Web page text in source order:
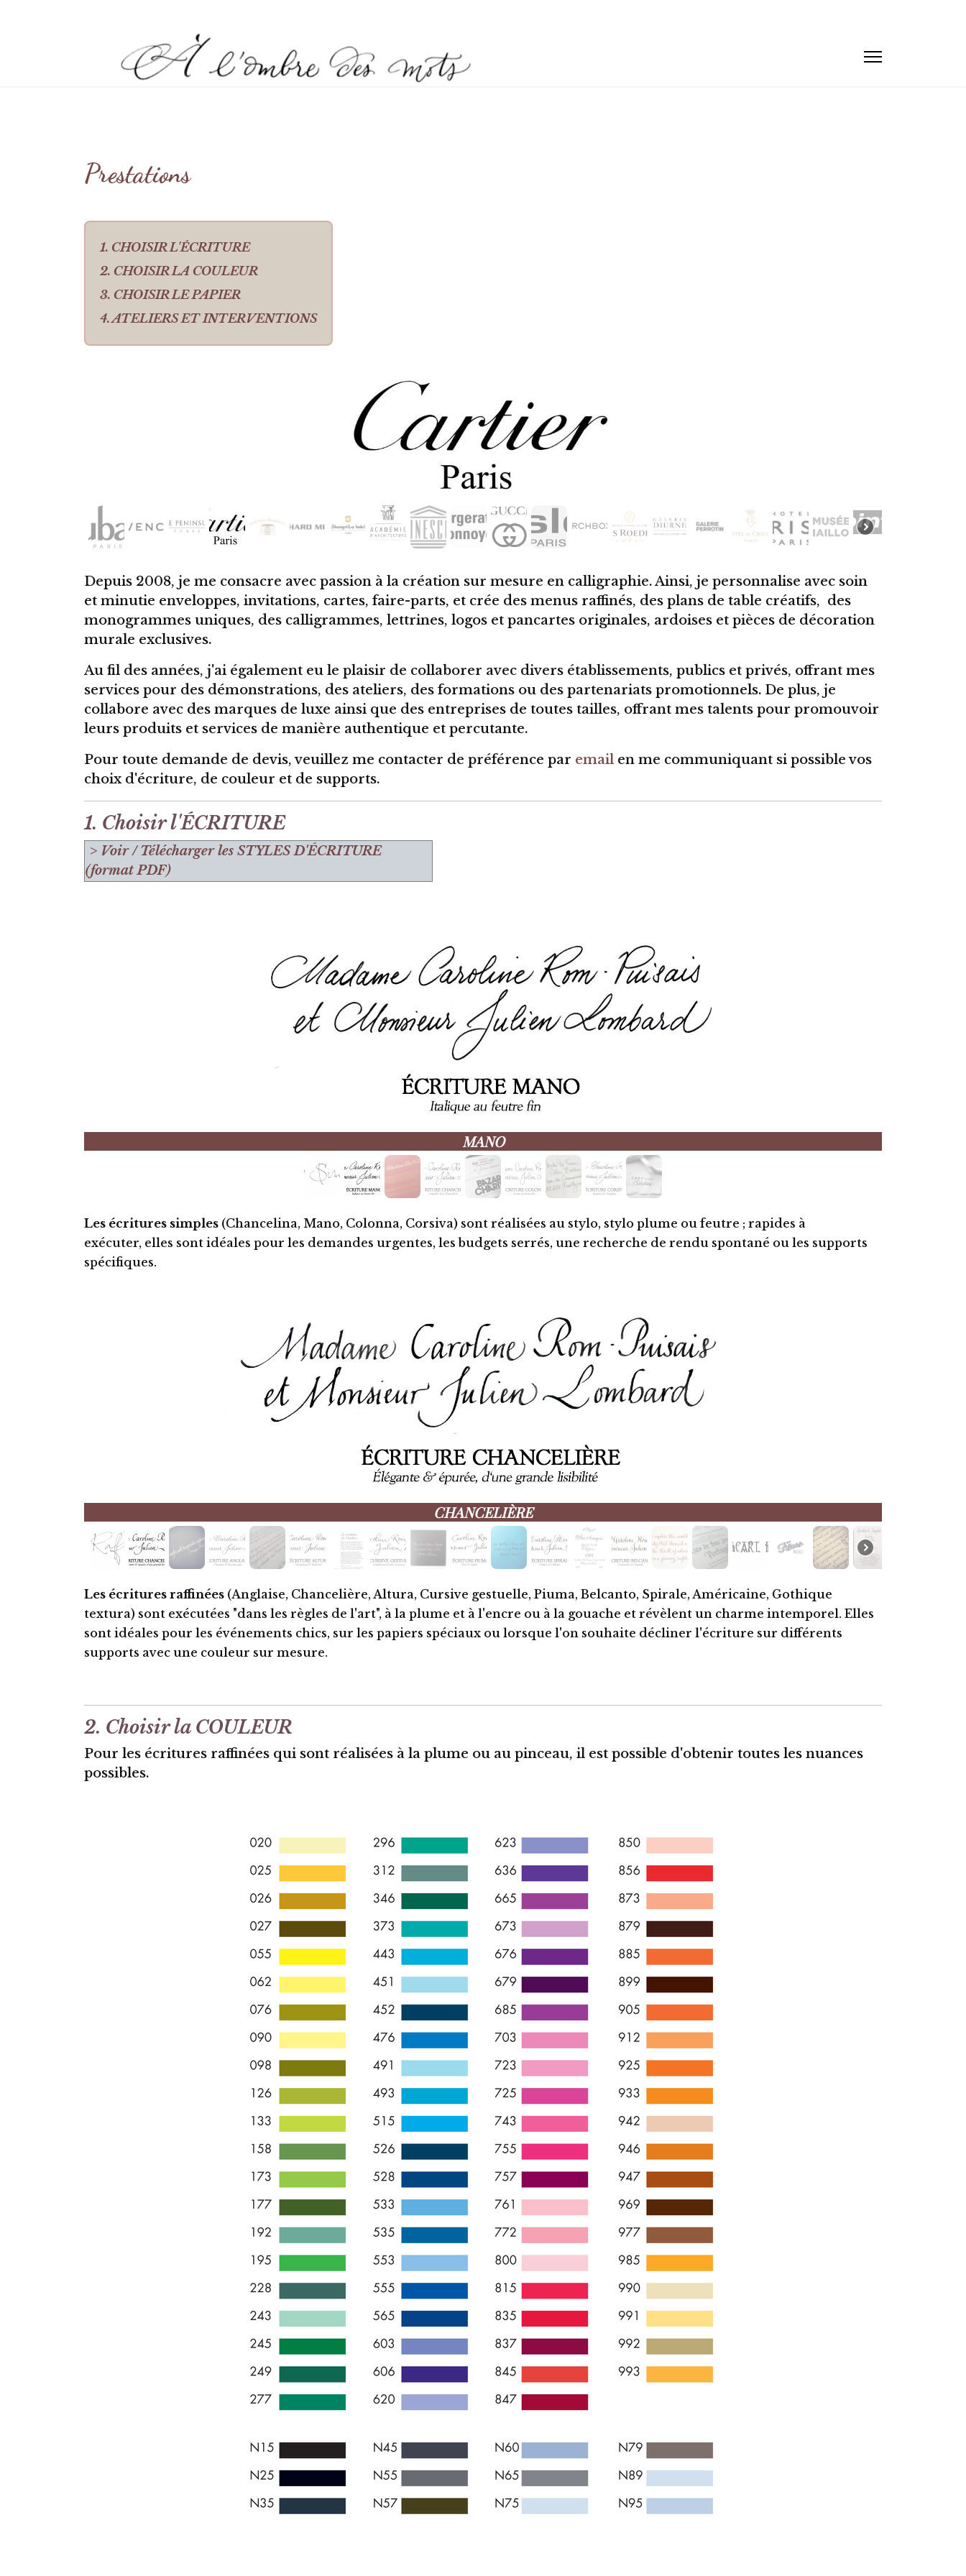
Prestations
1. CHOISIR L'ÉCRITURE
2. CHOISIR LA COULEUR
3. CHOISIR LE PAPIER
4. ATELIERS ET INTERVENTIONS
Depuis 2008, je me consacre avec passion à la création sur mesure en calligraphie. Ainsi, je personnalise avec soin
et minutie enveloppes, invitations, cartes, faire-parts, et crée des menus raffinés, des plans de table créatifs, des
monogrammes uniques, des calligrammes, lettrines, logos et pancartes originales, ardoises et pièces de décoration
murale exclusives.
Au fil des années, j'ai également eu le plaisir de collaborer avec divers établissements, publics et privés, offrant mes
services pour des démonstrations, des ateliers, des formations ou des partenariats promotionnels. De plus, je
collabore avec des marques de luxe ainsi que des entreprises de toutes tailles, offrant mes talents pour promouvoir
leurs produits et services de manière authentique et percutante.
Pour toute demande de devis, veuillez me contacter de préférence par email en me communiquant si possible vos
choix d'écriture, de couleur et de supports.
1. Choisir l'ÉCRITURE
> Voir / Télécharger les STYLES D'ÉCRITURE
(format PDF)
PERSONNALISATION EN MANO DORÉE
Les écritures simples (Chancelina, Mano, Colonna, Corsiva) sont réalisées au stylo, stylo plume ou feutre ; rapides à
exécuter, elles sont idéales pour les demandes urgentes, les budgets serrés, une recherche de rendu spontané ou les supports
spécifiques.
CHANCELIÈRE
Les écritures raffinées (Anglaise, Chancelière, Altura, Cursive gestuelle, Piuma, Belcanto, Spirale, Américaine, Gothique
textura) sont exécutées "dans les règles de l'art", à la plume et à l'encre ou à la gouache et révèlent un charme intemporel. Elles
sont idéales pour les événements chics, sur les papiers spéciaux ou lorsque l'on souhaite décliner l'écriture sur différents
supports avec une couleur sur mesure.
2. Choisir la COULEUR
Pour les écritures raffinées qui sont réalisées à la plume ou au pinceau, il est possible d'obtenir toutes les nuances
possibles.